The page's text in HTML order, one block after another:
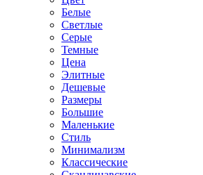
Белые
Светлые
Серые
Темные
Цена
Элитные
Дешевые
Размеры
Большие
Маленькие
Стиль
Минимализм
Классические